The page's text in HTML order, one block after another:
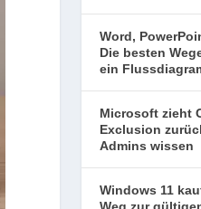
Word,
Die besten
ein
Microsoft zieht
Exclusion
Admins wissen
Windows 11